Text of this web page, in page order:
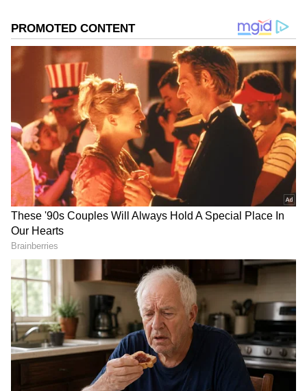
Related Articles
ಇಷ್ಟೆಲ್ಲಾ ಆದ್ರೂ ಬುದ್ಧಿ ಬಂದಿಲ್ಲ.. ಮಧ್ಯದ ಬೆರಳು
ವಿಡಿಯೋ ವೈರಲ್
ಪಬ್‌ನಲ್ಲಿ ಸಿಯಾ ಯಾರಿಗೆ ಅಷ್ಟು ಕೆಟ್ಟದಾಗಿ ಬೈದಿದ್ಲು?
ಅದೊಂದು ಮಾತಿನಿಂದ ಕೇತನ್ ಕೊಲೆ ಕೇಸಿಗೆ ಸಿಕ್ತು ಬಿಗ್
ಟ್ವಿಸ್ಟ್!
DOWNLOAD APP